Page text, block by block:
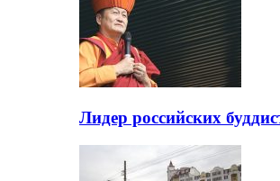
Лидер российских